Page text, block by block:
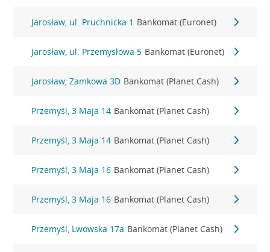
Jarosław, ul. Pruchnicka 1 Bankomat (Euronet)
Jarosław, ul. Przemysłowa 5 Bankomat (Euronet)
Jarosław, Zamkowa 3D Bankomat (Planet Cash)
Przemyśl, 3 Maja 14 Bankomat (Planet Cash)
Przemyśl, 3 Maja 14 Bankomat (Planet Cash)
Przemyśl, 3 Maja 16 Bankomat (Planet Cash)
Przemyśl, 3 Maja 16 Bankomat (Planet Cash)
Przemyśl, Lwowska 17a Bankomat (Planet Cash)